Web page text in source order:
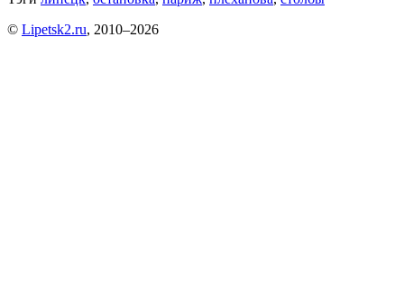
© Lipetsk2.ru, 2010–2026